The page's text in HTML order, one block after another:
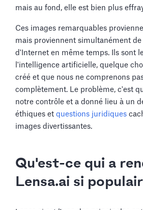
mais au fond, elle est bien plus
Ces images remarquables
mais proviennent simultanément
d'Internet en même temps. Ils sont
l'intelligence artificielle, quelque
créé et que nous ne comprenons
complètement. Le problème, c'est
notre contrôle et a donné lieu à un
éthiques et questions juridiques
images divertissantes.
Qu'est-ce qui a
Lensa.ai si